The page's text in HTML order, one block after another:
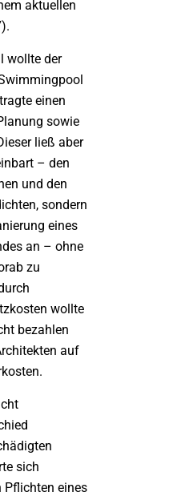
aktuellen
wollte der
einen
sowie
ließ aber
– den
und den
sondern
eines
an – ohne
zu
wollte
bezahlen
auf
sich
Pflichten eines